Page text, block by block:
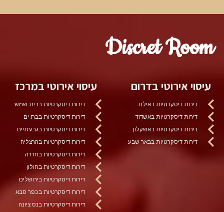
Discret Room
עיסוי אירוטי בדרום
דירות דיסקרטיות באילת
דירות דיסקרטיות באשדוד
דירות דיסקרטיות באשקלון
דירות דיסקרטיות בבאר שבע
עיסוי אירוטי במרכז
דירות דיסקרטיות בבית שמש
דירות דיסקרטיות בבת ים
דירות דיסקרטיות בגבעתיים
דירות דיסקרטיות בהרצליה
דירות דיסקרטיות בחדרה
דירות דיסקרטיות בחולון
דירות דיסקרטיות בירושלים
דירות דיסקרטיות בכפר סבא
דירות דיסקרטיות בנס ציונה